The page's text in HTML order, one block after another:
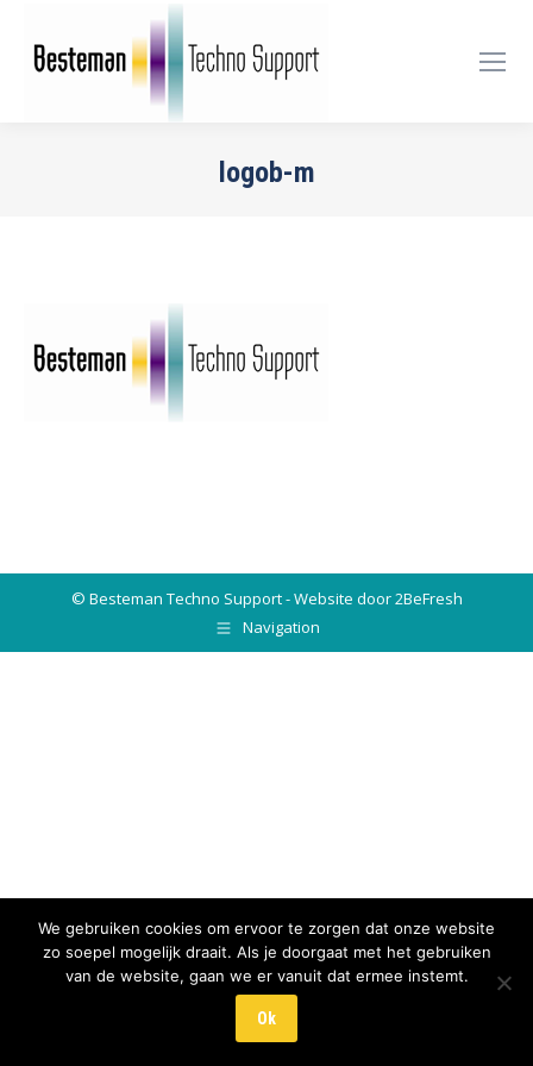
logob-m
© Besteman Techno Support - Website door 2BeFresh
Navigation
We gebruiken cookies om ervoor te zorgen dat onze website
zo soepel mogelijk draait. Als je doorgaat met het gebruiken
van de website, gaan we er vanuit dat ermee instemt.
Ok